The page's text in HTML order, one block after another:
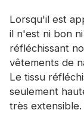
Lorsqu'il est
il n'est ni bon
réfléchissant
vêtements de
Le tissu
seulement
très